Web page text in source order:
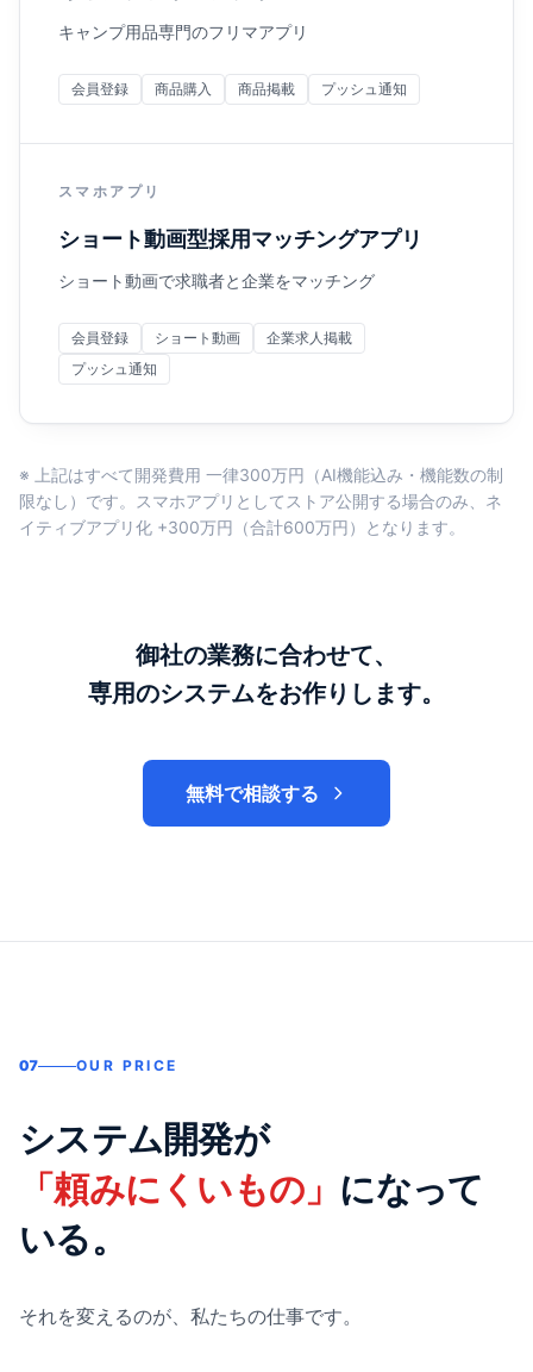
キャンプ用品専門のフリマアプリ
会員登録 商品購入 商品掲載 プッシュ通知
スマホアプリ
ショート動画型採用マッチングアプリ
ショート動画で求職者と企業をマッチング
会員登録 ショート動画
企業求人掲載
プッシュ通知
※ 上記はすべて開発費用 一律300万円（AI機能込み・機能数の制
限なし）です。スマホアプリとしてストア公開する場合のみ、ネ
イティブアプリ化 +300万円（合計600万円）となります。
御社の業務に合わせて、
専用のシステムをお作りします。
無料で相談する
07 OUR PRICE
システム開発が
「頼みにくいもの」 になって
いる。
それを変えるのが、私たちの仕事です。